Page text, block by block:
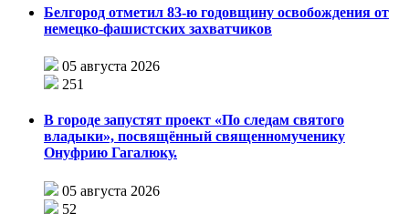
Белгород отметил 83-ю годовщину освобождения от
немецко-фашистских захватчиков
05 августа 2026
251
В городе запустят проект «По следам святого
владыки», посвящённый священномученику
Онуфрию Гагалюку.
05 августа 2026
52